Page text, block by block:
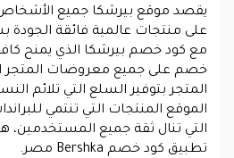
يقصد موقع بيرشكا جميع
على منتجات عالمية فائقة الجودة
مع كود خصم بيرشكا الذي يمنح
خصم على جميع معروضات المتجر
المتجر بتوفير السلع التي تلائم
الموقع المنتجات التي تنتمي
التي تنال ثقة جميع المستخدمين،
تطبيق كود خصم Bershka مصر.